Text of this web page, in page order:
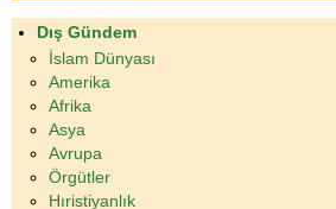
Dış Gündem
İslam Dünyası
Amerika
Afrika
Asya
Avrupa
Örgütler
Hıristiyanlık